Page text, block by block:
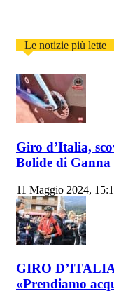
Le notizie più lette
Giro d’Italia,
Bolide di Ganna
11 Maggio 2024,
GIRO
«Prendiamo